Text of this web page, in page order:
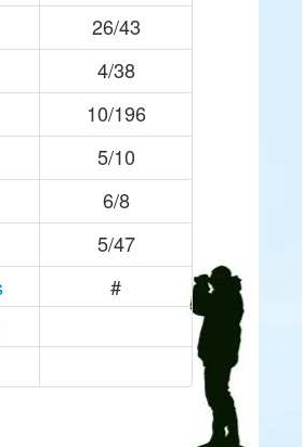
26/43
4/38
10/196
5/10
6/8
5/47
#